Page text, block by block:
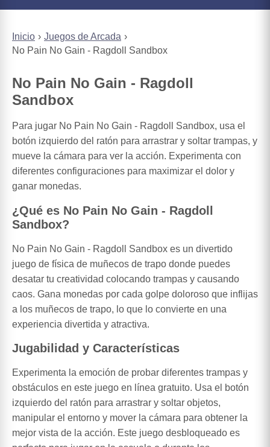
Inicio
Juegos de Arcada
No Pain No Gain - Ragdoll Sandbox
No Pain No Gain - Ragdoll
Sandbox
Para jugar No Pain No Gain - Ragdoll Sandbox, usa el
botón izquierdo del ratón para arrastrar y soltar trampas, y
mueve la cámara para ver la acción. Experimenta con
diferentes configuraciones para maximizar el dolor y
ganar monedas.
¿Qué es No Pain No Gain - Ragdoll
Sandbox?
No Pain No Gain - Ragdoll Sandbox es un divertido
juego de física de muñecos de trapo donde puedes
desatar tu creatividad colocando trampas y causando
caos. Gana monedas por cada golpe doloroso que inflijas
a los muñecos de trapo, lo que lo convierte en una
experiencia divertida y atractiva.
Jugabilidad y Características
Experimenta la emoción de probar diferentes trampas y
obstáculos en este juego en línea gratuito. Usa el botón
izquierdo del ratón para arrastrar y soltar objetos,
manipular el entorno y mover la cámara para obtener la
mejor vista de la acción. Este juego desbloqueado es